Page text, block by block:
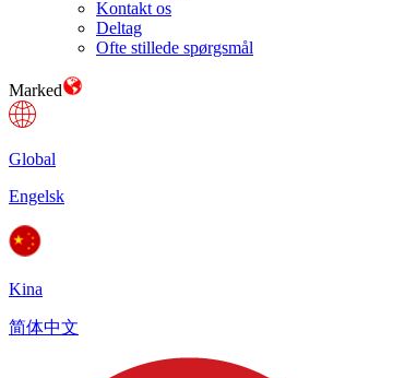
Kontakt os
Deltag
Ofte stillede spørgsmål
Marked
Global
Engelsk
Kina
简体中文